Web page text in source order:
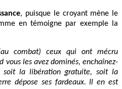
, puisque le croyant mène le
en témoigne par exemple la
combat) ceux qui ont mécru
vous les avez dominés, enchaînez-
soit la libération gratuite, soit la
dépose ses fardeaux. Il en est